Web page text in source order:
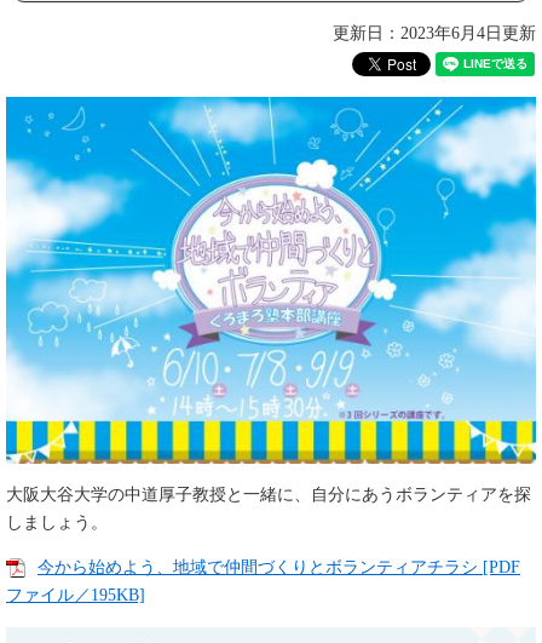
更新日：2023年6月4日更新
大阪大谷大学の中道厚子教授と一緒に、自分にあうボランティアを探
しましょう。
今から始めよう、地域で仲間づくりとボランティアチラシ [PDF
ファイル／195KB]